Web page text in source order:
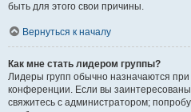
быть для этого свои причины.
Вернуться к началу
Как мне стать лидером группы?
Лидеры групп обычно назначаются
конференции. Если вы
свяжитесь с администратором;